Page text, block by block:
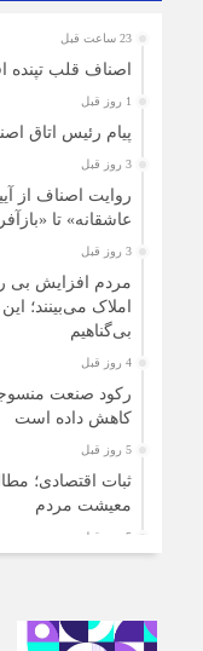
23 ساعت قبل
اصناف قلب تپنده
1 روز قبل
پیام رئیس اتاق
3 روز قبل
روایت اصناف از
عاشقانه» تا
3 روز قبل
مردم افزایش بی
املاک می‌بینند؛
بی‌گناهیم
4 روز قبل
رکود صنعت
کاهش داده است
5 روز قبل
ثبات اقتصادی؛
معیشت مردم
5 روز قبل
6 روز قبل